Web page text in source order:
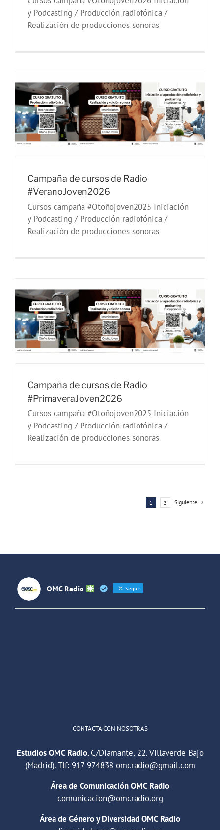
y Podcasting / Producción radiofónica /
Realización de producciones sonoras
Campaña de cursos de Radio
#VeranoJoven2026
Cursos campaña #Otoñojoven2025 Iniciación
y Podcasting / Producción radiofónica /
Realización de producciones sonoras
Campaña de cursos de Radio
#PrimaveraJoven2026
Cursos campaña #Otoñojoven2025 Iniciación
y Podcasting / Producción radiofónica /
Realización de producciones sonoras
1 2 Siguiente
OMC Radio Seguir
CONTACTA CON NOSOTRAS
Estudios OMC Radio.C/Diamante, 22. Villaverde Bajo
(Madrid). Tlf: 917 974838 omcradio@gmail.com
Área de Comunicación OMC Radio
comunicacion@omcradio.org
Área de Género y Diversidad OMC Radio